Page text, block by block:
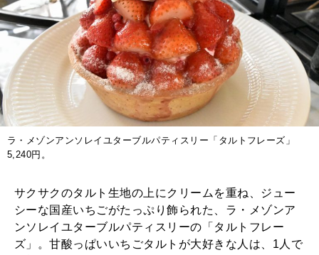
ラ・メゾンアンソレイユターブルパティスリー「タルトフレーズ」
5,240円。
サクサクのタルト生地の上にクリームを重ね、ジュー
シーな国産いちごがたっぷり飾られた、ラ・メゾンア
ンソレイユターブルパティスリーの「タルトフレー
ズ」。甘酸っぱいいちごタルトが大好きな人は、1人で